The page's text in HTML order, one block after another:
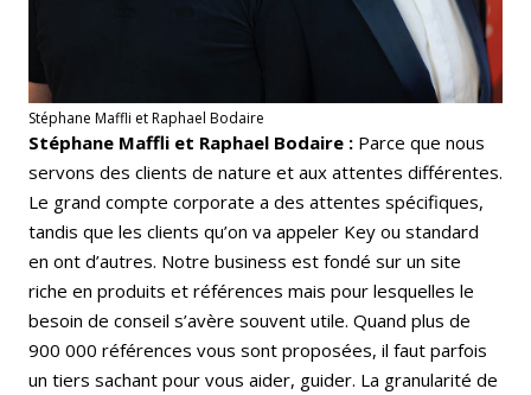
Stéphane Maffli et Raphael Bodaire
Stéphane Maffli et Raphael Bodaire : Parce que nous
servons des clients de nature et aux attentes différentes.
Le grand compte corporate a des attentes spécifiques,
tandis que les clients qu’on va appeler Key ou standard
en ont d’autres. Notre business est fondé sur un site
riche en produits et références mais pour lesquelles le
besoin de conseil s’avère souvent utile. Quand plus de
900 000 références vous sont proposées, il faut parfois
un tiers sachant pour vous aider, guider. La granularité de